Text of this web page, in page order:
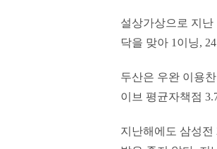
설상가상으로 지
닥을 맞아 1이닝,
두산은 우완 이용
이브 평균자책점
지난해에도 삼성전